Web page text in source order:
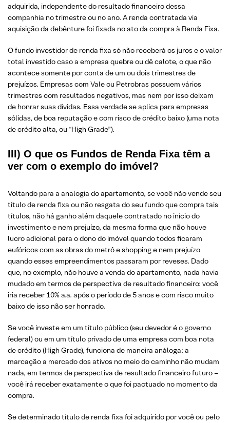
adquirida, independente do resultado financeiro dessa
companhia no trimestre ou no ano. A renda contratada via
aquisição da debênture foi fixada no ato da compra à Renda Fixa.
O fundo investidor de renda fixa só não receberá os juros e o valor
total investido caso a empresa quebre ou dê calote, o que não
acontece somente por conta de um ou dois trimestres de
prejuízos. Empresas com Vale ou Petrobras possuem vários
trimestres com resultados negativos, mas nem por isso deixam
de honrar suas dívidas. Essa verdade se aplica para empresas
sólidas, de boa reputação e com risco de crédito baixo (uma nota
de crédito alta, ou “High Grade”).
III) O que os Fundos de Renda Fixa têm a
ver com o exemplo do imóvel?
Voltando para a analogia do apartamento, se você não vende seu
título de renda fixa ou não resgata do seu fundo que compra tais
títulos, não há ganho além daquele contratado no início do
investimento e nem prejuízo, da mesma forma que não houve
lucro adicional para o dono do imóvel quando todos ficaram
eufóricos com as obras do metrô e shopping e nem prejuízo
quando esses empreendimentos passaram por reveses. Dado
que, no exemplo, não houve a venda do apartamento, nada havia
mudado em termos de perspectiva de resultado financeiro: você
iria receber 10% a.a. após o período de 5 anos e com risco muito
baixo de isso não ser honrado.
Se você investe em um título público (seu devedor é o governo
federal) ou em um título privado de uma empresa com boa nota
de crédito (High Grade), funciona de maneira análoga: a
marcação a mercado dos ativos no meio do caminho não mudam
nada, em termos de perspectiva de resultado financeiro futuro –
você irá receber exatamente o que foi pactuado no momento da
compra.
Se determinado título de renda fixa foi adquirido por você ou pelo